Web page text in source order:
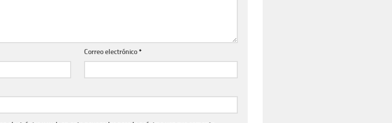
Correo electrónico*